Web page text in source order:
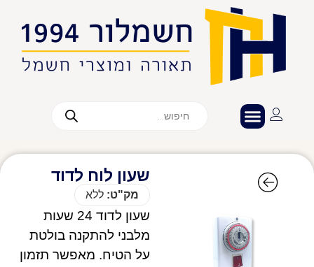
שעון לוח לדוד
מק"ט: ללא
שעון לדוד 24 שעות
מלבני להתקנה בולטת
על הטיח. מאפשר תזמון